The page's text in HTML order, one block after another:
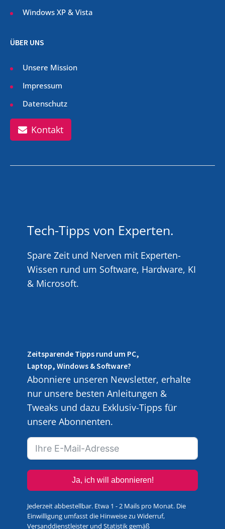
Windows XP & Vista
ÜBER UNS
Unsere Mission
Impressum
Datenschutz
Kontakt
Tech-Tipps von Experten.
Spare Zeit und Nerven mit Experten-
Wissen rund um Software, Hardware, KI
& Microsoft.
Zeitsparende Tipps rund um PC,
Laptop, Windows & Software?
Abonniere unseren Newsletter, erhalte
nur unsere besten Anleitungen &
Tweaks und dazu Exklusiv-Tipps für
unsere Abonnenten.
Ja, ich will abonnieren!
Jederzeit abbestellbar. Etwa 1 - 2 Mails pro Monat. Die
Einwilligung umfasst die Hinweise zu Widerruf,
Versanddienstleister und Statistik gemäß